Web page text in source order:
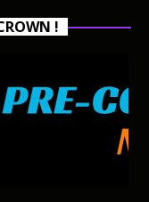
!